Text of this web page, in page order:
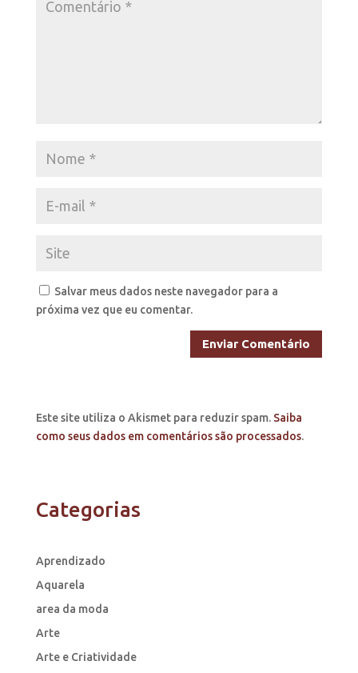
Salvar meus dados neste navegador para a
próxima vez que eu comentar.
Este site utiliza o Akismet para reduzir spam. Saiba
como seus dados em comentários são processados.
Categorias
Aprendizado
Aquarela
area da moda
Arte
Arte e Criatividade